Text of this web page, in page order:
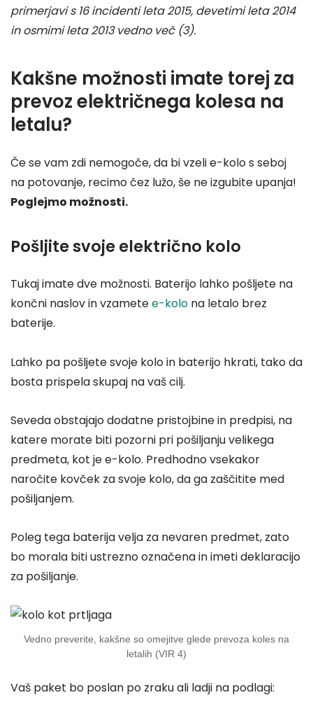
primerjavi s 16 incidenti leta 2015, devetimi leta 2014
in osmimi leta 2013 vedno več (3).
Kakšne možnosti imate torej za
prevoz električnega kolesa na
letalu?
Če se vam zdi nemogoče, da bi vzeli e-kolo s seboj
na potovanje, recimo čez lužo, še ne izgubite upanja!
Poglejmo možnosti.
Pošljite svoje električno kolo
Tukaj imate dve možnosti. Baterijo lahko pošljete na
končni naslov in vzametee-kolo na letalo brez
baterije.
Lahko pa pošljete svoje kolo in baterijo hkrati, tako da
bosta prispela skupaj na vaš cilj.
Seveda obstajajo dodatne pristojbine in predpisi, na
katere morate biti pozorni pri pošiljanju velikega
predmeta, kot je e-kolo. Predhodno vsekakor
naročite kovček za svoje kolo, da ga zaščitite med
pošiljanjem.
Poleg tega baterija velja za nevaren predmet, zato
bo morala biti ustrezno označena in imeti deklaracijo
za pošiljanje.
Vedno preverite, kakšne so omejitve glede prevoza koles na
letalih (VIR 4)
Vaš paket bo poslan po zraku ali ladji na podlagi: